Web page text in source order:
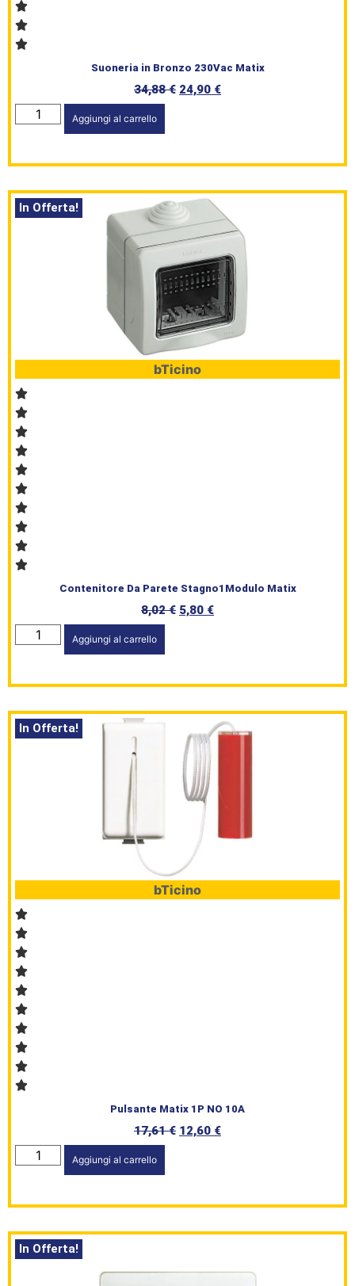
Shop
Brand
Serie
Civile
Suoneria in Bronzo 230Vac Matix
34,88€ 24,90 €
Aggiungi al carrello
In Offerta!
bTicino
Contenitore Da Parete Stagno1Modulo Matix
8,02€ 5,80 €
Aggiungi al carrello
In Offerta!
bTicino
Pulsante Matix 1P NO 10A
17,61€ 12,60 €
Aggiungi al carrello
In Offerta!